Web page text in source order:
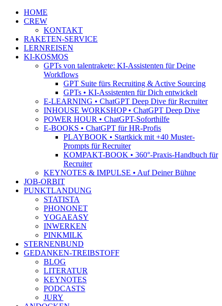
HOME
CREW
KONTAKT
RAKETEN-SERVICE
LERNREISEN
KI-KOSMOS
GPTs von talentrakete: KI-Assistenten für Deine
Workflows
GPT Suite fürs Recruiting & Active Sourcing
GPTs • KI-Assistenten für Dich entwickelt
E-LEARNING • ChatGPT Deep Dive für Recruiter
INHOUSE WORKSHOP • ChatGPT Deep Dive
POWER HOUR • ChatGPT-Soforthilfe
E-BOOKS • ChatGPT für HR-Profis
PLAYBOOK • Startkick mit +40 Muster-
Prompts für Recruiter
KOMPAKT-BOOK • 360°-Praxis-Handbuch für
Recruiter
KEYNOTES & IMPULSE • Auf Deiner Bühne
JOB-ORBIT
PUNKTLANDUNG
STATISTA
PHONONET
YOGAEASY
INWERKEN
PINKMILK
STERNENBUND
GEDANKEN-TREIBSTOFF
BLOG
LITERATUR
KEYNOTES
PODCASTS
JURY